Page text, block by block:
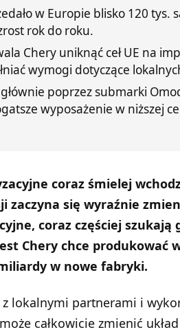
w Europie blisko 120 tys.
rok do roku.
Chery uniknąć ceł UE na
wymogi dotyczące
poprzez submarki
wyposażenie w niższej
coraz śmielej
zaczyna się wyraźnie
coraz częściej szukają
Chery chce produkować
w nowe fabryki.
z lokalnymi partnerami i
całkowicie zmienić